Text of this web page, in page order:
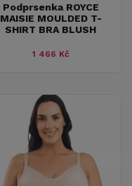
Podprsenka ROYCE
MAISIE MOULDED T-
SHIRT BRA BLUSH
1 466 Kč